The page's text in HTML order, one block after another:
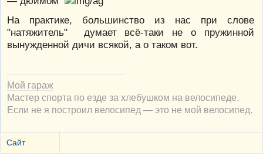
На практике, большинство из нас при слове
"натяжитель" думает всё-таки не о пружинной
вынужденной дичи всякой, а о таком вот.
Мой гараж
Мастер спорта по езде за хлебушком на велосипеде.
Если не я построил велосипед — это не мой велосипед.
Сайт